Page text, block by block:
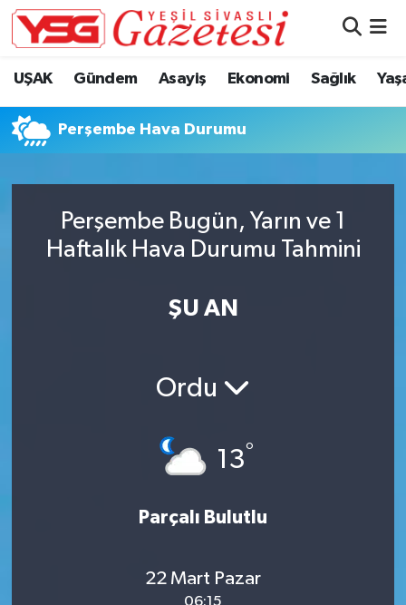
UŞAK Gündem Asayiş Ekonomi Sağlık
Perşembe Hava Durumu
Perşembe Bugün, Yarın ve 1
Haftalık Hava Durumu Tahmini
ŞU AN
Ordu
13°
Parçalı Bulutlu
22 Mart Pazar
06:15
Süper Lig Puan Durumu ve Fikstür